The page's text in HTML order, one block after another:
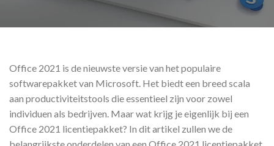
Office 2021 is de nieuwste versie van het populaire
softwarepakket van Microsoft. Het biedt een breed scala
aan productiviteitstools die essentieel zijn voor zowel
individuen als bedrijven. Maar wat krijg je eigenlijk bij een
Office 2021 licentiepakket? In dit artikel zullen we de